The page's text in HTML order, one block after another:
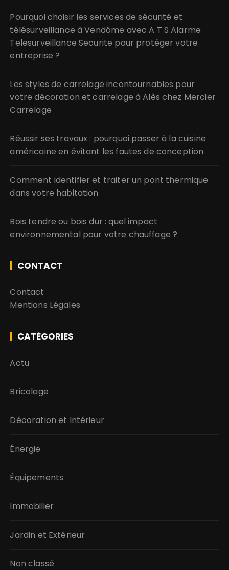
Pourquoi choisir les services de sécurité et
télésurveillance à Vendôme avec A T S Alarme
Telesurveillance Securite pour protéger votre
entreprise ?
Les styles de carrelage incontournables pour
votre décoration et carrelage à Alès chez Mercier
Carrelage
Réussir ses travaux : pourquoi passer à la cuisine
américaine en évitant les fautes de conception
Comment identifier et traiter un pont thermique
dans votre habitation
Bois tendre ou bois dur : quel impact
environnemental pour votre chauffage ?
CONTACT
Contact
Mentions Légales
CATÉGORIES
Actu
Bricolage
Décoration et Intérieur
Énergie
Équipements
Immobilier
Jardin et Extérieur
Non classé